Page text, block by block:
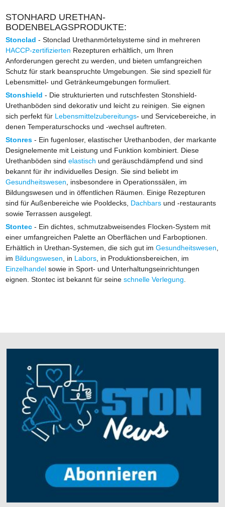
STONHARD URETHAN-
BODENBELAGSPRODUKTE:
Stonclad - Stonclad Urethanmörtelsysteme sind in mehreren
HACCP-zertifizierten Rezepturen erhältlich, um Ihren
Anforderungen gerecht zu werden, und bieten umfangreichen
Schutz für stark beanspruchte Umgebungen. Sie sind speziell für
Lebensmittel- und Getränkeumgebungen formuliert.
Stonshield - Die strukturierten und rutschfesten Stonshield-
Urethanböden sind dekorativ und leicht zu reinigen. Sie eignen
sich perfekt für Lebensmittelzubereitungs- und Servicebereiche, in
denen Temperaturschocks und -wechsel auftreten.
Stonres - Ein fugenloser, elastischer Urethanboden, der markante
Designelemente mit Leistung und Funktion kombiniert. Diese
Urethanböden sindelastisch und geräuschdämpfend und sind
bekannt für ihr individuelles Design. Sie sind beliebt im
Gesundheitswesen, insbesondere in Operationssälen, im
Bildungswesen und in öffentlichen Räumen. Einige Rezepturen
sind für Außenbereiche wie Pooldecks, Dachbars und -restaurants
sowie Terrassen ausgelegt.
Stontec - Ein dichtes, schmutzabweisendes Flocken-System mit
einer umfangreichen Palette an Oberflächen und Farboptionen.
Erhältlich in Urethan-Systemen, die sich gut imGesundheitswesen,
im Bildungswesen, in Labors, in Produktionsbereichen, im
Einzelhandelsowie in Sport- und Unterhaltungseinrichtungen
eignen. Stontec ist bekannt für seineschnelle Verlegung.